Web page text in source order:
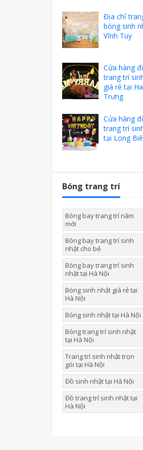
Địa chỉ
bóng sinh
Vĩnh Tuy
Cửa hàng
trang trí
giá rẻ tại
Trưng
Cửa hàng
trang trí
tại Long
Bóng trang trí
Bóng bay trang trí năm
mới
Bóng bay trang trí sinh
nhật cho bé
Bóng bay trang trí sinh
nhật tại Hà Nội
Bóng sinh nhật giá rẻ tại
Hà Nội
Bóng sinh nhật tại Hà Nội
Bóng trang trí sinh nhật
tại Hà Nội
Trang trí sinh nhật trọn
gói tại Hà Nội
Đồ sinh nhật tại Hà Nội
Đồ trang trí sinh nhật tại
Hà Nội